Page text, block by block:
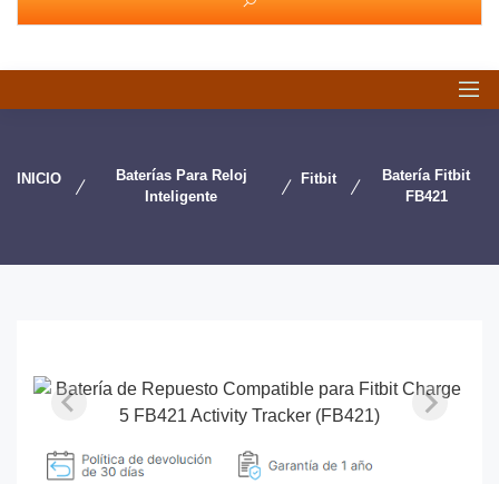
INICIO
Baterías Para Reloj
Inteligente
Fitbit
Batería Fitbit
FB421